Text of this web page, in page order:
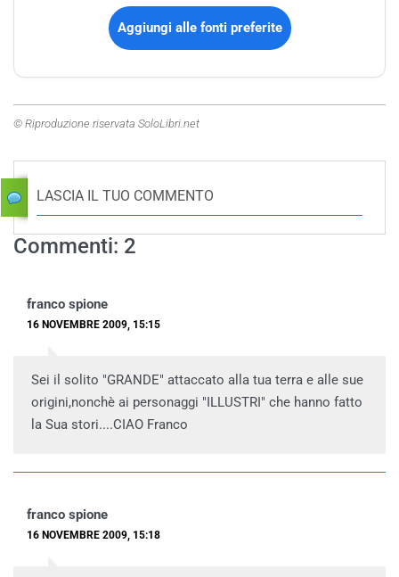
Aggiungi alle fonti preferite
© Riproduzione riservata SoloLibri.net
LASCIA IL TUO COMMENTO
Commenti: 2
franco spione
16 NOVEMBRE 2009, 15:15
Sei il solito "GRANDE" attaccato alla tua terra e alle sue
origini,nonchè ai personaggi "ILLUSTRI" che hanno fatto
la Sua stori....CIAO Franco
franco spione
16 NOVEMBRE 2009, 15:18